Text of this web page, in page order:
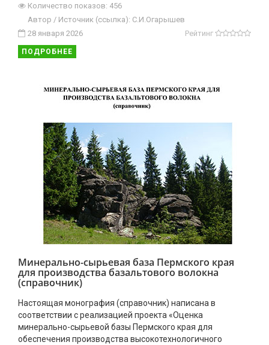
Количество показов: 456
Автор / Источник (ссылка): С.И.Огарышев
28 января 2026
Рейтинг
ПОДРОБНЕЕ
Минерально-сырьевая база Пермского края
для производства базальтового волокна
(справочник)
Настоящая монография (справочник) написана в
соответствии с реализацией проекта «Оценка
минерально-сырьевой базы Пермского края для
обеспечения производства высокотехнологичного